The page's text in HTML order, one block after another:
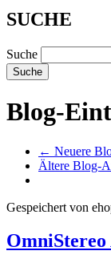
SUCHE
Suche
Blog-
← Neuere
Ältere Blog-
Gespeichert von